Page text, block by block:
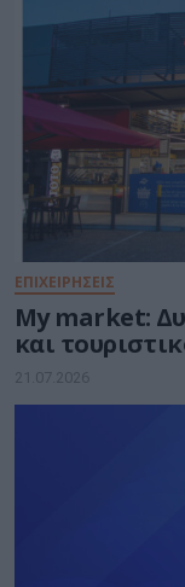
ΕΠΙΧΕΙΡΗΣΕΙΣ
My market:
και
21.07.2026